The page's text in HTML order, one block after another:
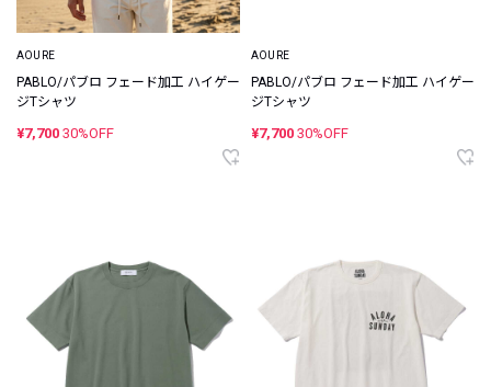
AOURE
PABLO/パブロ フェード加工 ハイゲー
ジTシャツ
¥7,700 30%OFF
AOURE
PABLO/パブロ フェード加工 ハイゲー
ジTシャツ
¥7,700 30%OFF